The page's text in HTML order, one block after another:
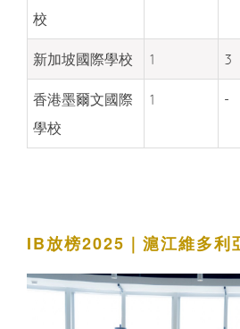
校
新加坡國際學校 1 3
香港墨爾文國際
學校
1 -
IB放榜2025｜滬江維多利